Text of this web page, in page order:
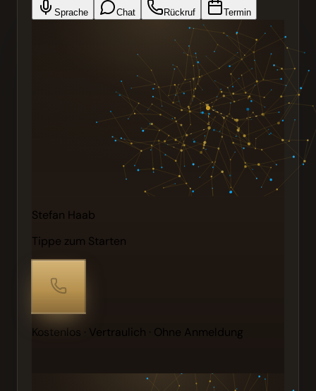
Sprache Chat Rückruf Termin
Stefan Haab
Tippe zum Starten
Kostenlos · Vertraulich · Ohne Anmeldung